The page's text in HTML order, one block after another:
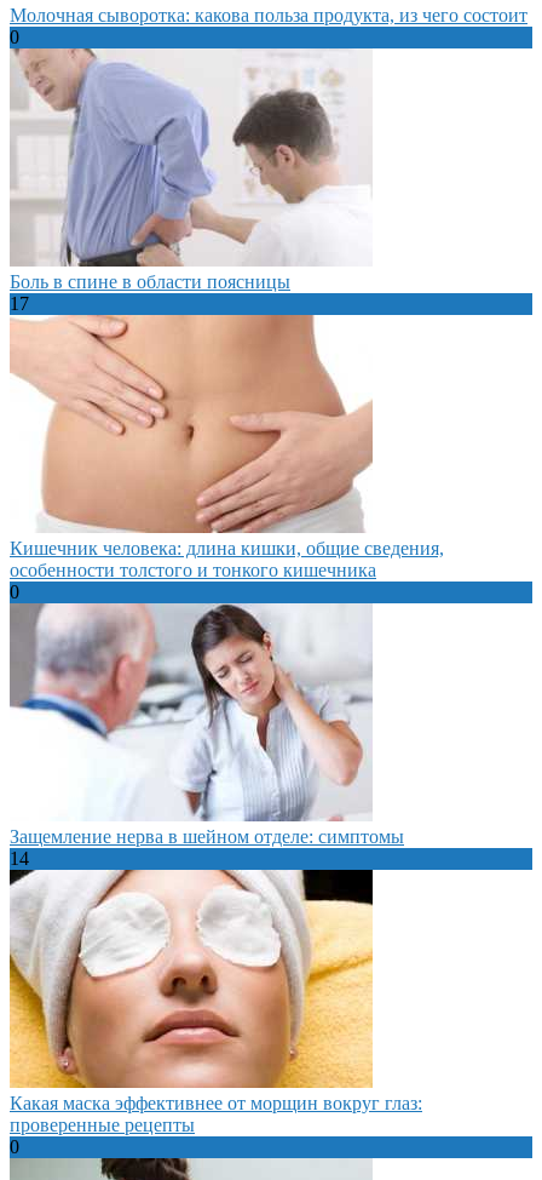
Молочная сыворотка: какова польза продукта, из чего состоит
0
Боль в спине в области поясницы
17
Кишечник человека: длина кишки, общие сведения,
особенности толстого и тонкого кишечника
0
Защемление нерва в шейном отделе: симптомы
14
Какая маска эффективнее от морщин вокруг глаз:
проверенные рецепты
0